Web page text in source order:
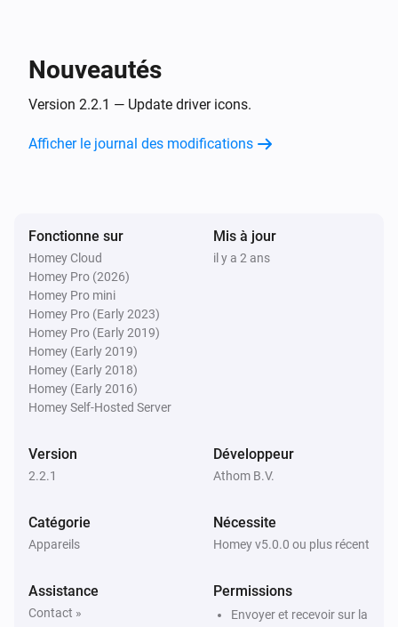
Bouton État est pressé
Prise à variateur (54535)
Est activé
Prise Ronde (54855)
Est activé
Socket (54796)
Est activé
Alors...
Activer
Désactiver
Nouveautés
Version 2.2.1 — Update driver icons.
Afficher le journal des modifications
Fonctionne sur
Homey Cloud
Homey Pro (2026)
Homey Pro mini
Homey Pro (Early 2023)
Homey Pro (Early 2019)
Homey (Early 2019)
Homey (Early 2018)
Homey (Early 2016)
Homey Self-Hosted Server
Mis à jour
il y a 2 ans
Version
2.2.1
Développeur
Athom B.V.
Catégorie
Appareils
Nécessite
Homey v5.0.0 ou plus récent
Assistance
Contact »
Permissions
Envoyer et recevoir sur la